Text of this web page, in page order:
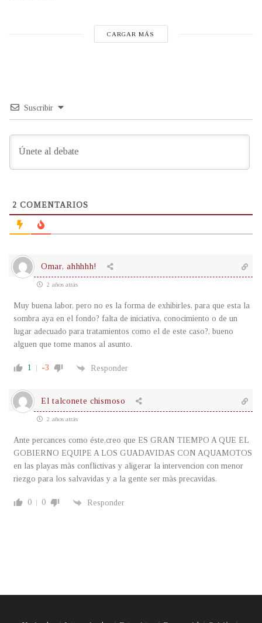
CARGAR MÁS
Suscribir
2 COMENTARIOS
Omar, ahhhhh!
2 años atrás
Muy buena labor, pero no es la forma de exhibirles, para que esta la
sombra aya en el fondo? falta de iniciativa, conocimiento o de un
lugar adecuado para tratamientos como el de este caso?, bueno
alguen que tome manos al asunto.
1 -3 Responder
El talconete chismoso
2 años atrás
Ante percances como éste,creo que ES GRAN TIEMPO A QUE EL
GOBIERNO EQUIPE A LOS GUADAVIDAS CON AQUAMOTOS
en las playas màs conflictivas y aligerar la intervencion con menor
riezgo para los salvavidas y a la gente ser màs precavidas.
0 0 Responder